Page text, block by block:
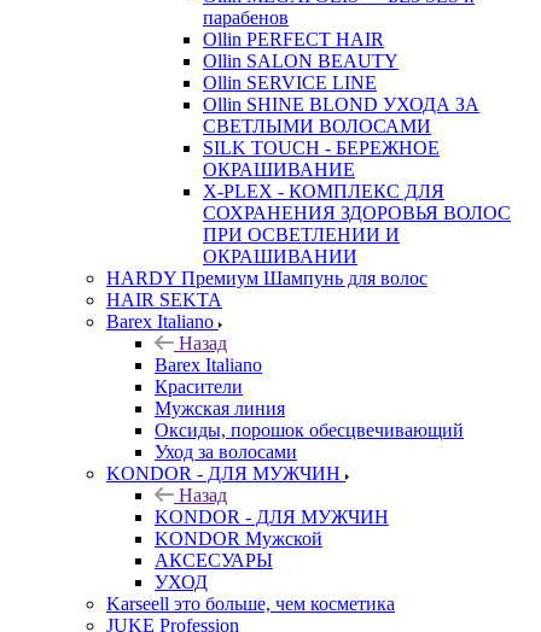
парабенов
Ollin PERFECT HAIR
Ollin SALON BEAUTY
Ollin SERVICE LINE
Ollin SHINE BLOND УХОДА ЗА
СВЕТЛЫМИ ВОЛОСАМИ
SILK TOUCH - БЕРЕЖНОЕ
ОКРАШИВАНИЕ
X-PLEX - КОМПЛЕКС ДЛЯ
СОХРАНЕНИЯ ЗДОРОВЬЯ ВОЛОС
ПРИ ОСВЕТЛЕНИИ И
ОКРАШИВАНИИ
HARDY Премиум Шампунь для волос
HAIR SEKTA
Barex Italiano
Назад
Barex Italiano
Красители
Мужская линия
Оксиды, порошок обесцвечивающий
Уход за волосами
KONDOR - ДЛЯ МУЖЧИН
Назад
KONDOR - ДЛЯ МУЖЧИН
KONDOR Мужской
АКСЕСУАРЫ
УХОД
Karseell это больше, чем косметика
JUKE Profession